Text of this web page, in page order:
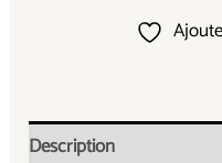
Description